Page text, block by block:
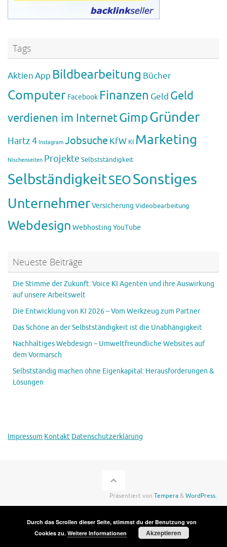
Tags
AktienApp Bildbearbeitung Bücher
Computer Facebook Finanzen Geld Geld
verdienen im InternetGimpGründer
Hartz 4 Instagram Jobsuche KfW KI Marketing
Nischenseiten Projekte Selbstständigkeit
SelbständigkeitSEOSonstiges
UnternehmerVersicherung Videobearbeitung
Webdesign Webhosting YouTube
Neueste Beiträge
Die Stimme der Zukunft: Voice KI Agenten und ihre Auswirkung
auf unsere Arbeitswelt
Die Entwicklung von KI 2026 – Vom Werkzeug zum Partner
Das Schöne an der Selbstständigkeit ist die Unabhängigkeit
Nachhaltiges Webdesign – Umweltfreundliche Websites auf
dem Vormarsch
Selbstständig machen ohne Eigenkapital: Herausforderungen &
Lösungen
Impressum Kontakt Datenschutzerklärung
Präsentiert von Tempera&WordPress.
Durch das Scrollen dieser Seite, stimmst du der Benutzung von
Cookies zu. Weitere Informationen Akzeptieren